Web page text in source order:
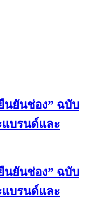
นยันช่อง” ฉบับ
แบรนด์และ
นยันช่อง” ฉบับ
แบรนด์และ